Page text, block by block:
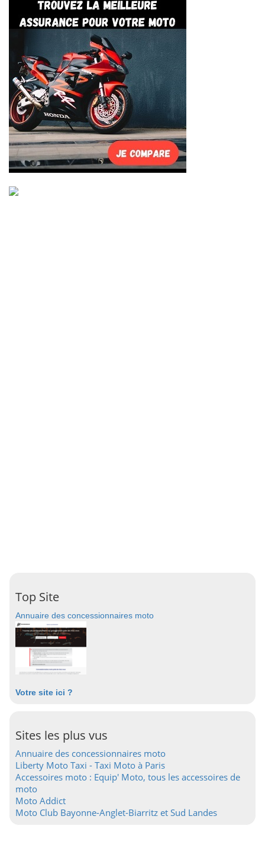
Top Site
Annuaire des concessionnaires moto
Votre site ici ?
Sites les plus vus
Annuaire des concessionnaires moto
Liberty Moto Taxi - Taxi Moto à Paris
Accessoires moto : Equip' Moto, tous les accessoires de
moto
Moto Addict
Moto Club Bayonne-Anglet-Biarritz et Sud Landes